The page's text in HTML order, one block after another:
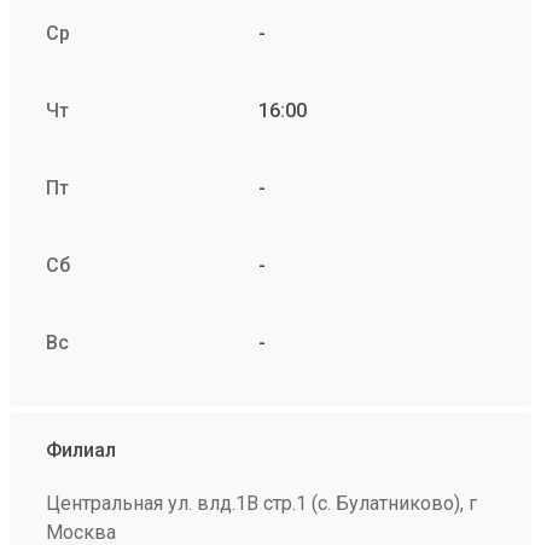
Ср -
Чт 16:00
Пт -
Сб -
Вс -
Филиал
Центральная ул. влд.1В стр.1 (с. Булатниково), г
Москва